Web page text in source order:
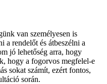
van személyesen is
a rendelőt és átbeszélni a
jó lehetőség arra, hogy
hogy a fogorvos megfelel-e
sokat számít, ezért fontos,
során.